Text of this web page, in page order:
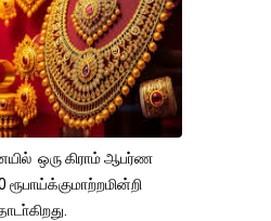
ஒரு கிராம் ஆபர்ண